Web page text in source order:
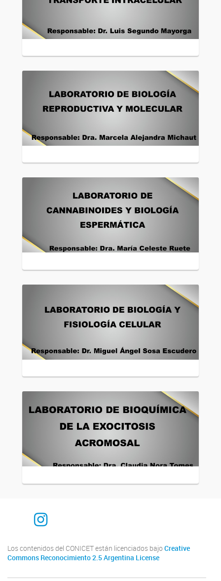
Instagram
Los contenidos del CONICET están licenciados bajo Creative
Commons Reconocimiento 2.5 Argentina License